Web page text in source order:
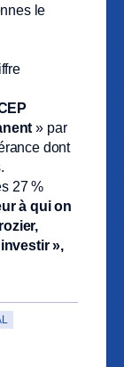
le
» par
dont
27 %
à qui on
»,